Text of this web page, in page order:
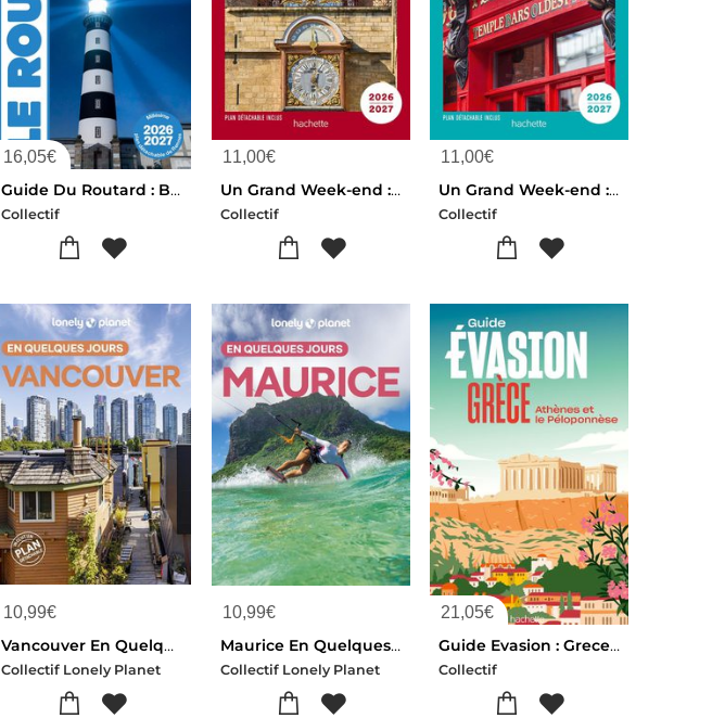
16,05€
Guide Du Routard : Bretagne Nord : Finistere Nord, Cotes D'armor, Ille-et-vilaine (edition 2026/2027)
Collectif
11,00€
Un Grand Week-end : Bordeaux, Bassin D'arcachon (edition 2026/2027)
Collectif
11,00€
Un Grand Week-end : Dublin (edition 2026/2027)
Collectif
10,99€
Vancouver En Quelques Jours (4e Edition)
Collectif Lonely Planet
10,99€
Maurice En Quelques Jours (4e Edition)
Collectif Lonely Planet
21,05€
Guide Evasion : Grece : Athenes Et Le Peloponnese
Collectif